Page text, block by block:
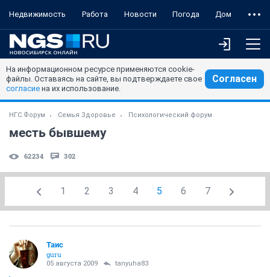
Недвижимость Работа Новости Погода Дом
На информационном ресурсе применяются cookie-
файлы. Оставаясь на сайте, вы подтверждаете свое
согласие на их использование.
Согласен
НГС.Форум Семья Здоровье Психологический форум
месть бывшему
62234 302
1 2 3 4 5 6 7
Таис
guru
05 августа 2009 tanyuha83